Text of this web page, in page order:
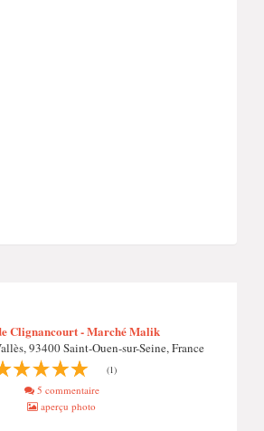
Clignancourt - Marché Malik
93400 Saint-Ouen-sur-Seine, France
(1)
5 commentaire
aperçu photo